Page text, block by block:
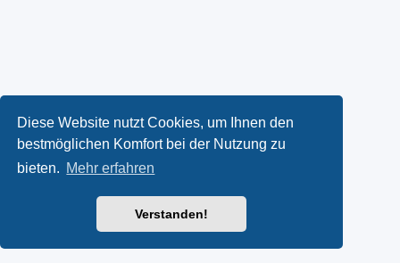
Diese Website nutzt Cookies, um Ihnen den
bestmöglichen Komfort bei der Nutzung zu
bieten. Mehr erfahren
Verstanden!